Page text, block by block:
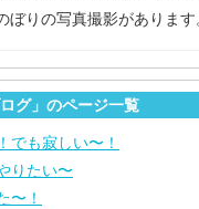
ぼりの写真撮影があります
ログ」のページ一覧
でも寂しい〜！
りたい〜
〜！